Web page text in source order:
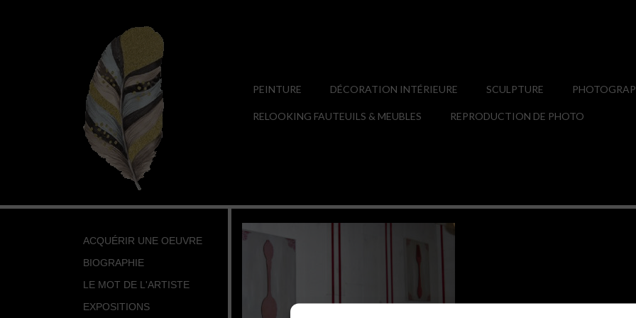
PEINTURE DÉCORATION INTÉRIEURE SCULPTURE
RELOOKING FAUTEUILS & MEUBLES REPRODUCTION DE PHOTO
ACQUÉRIR UNE OEUVRE
BIOGRAPHIE
LE MOT DE L'ARTISTE
EXPOSITIONS